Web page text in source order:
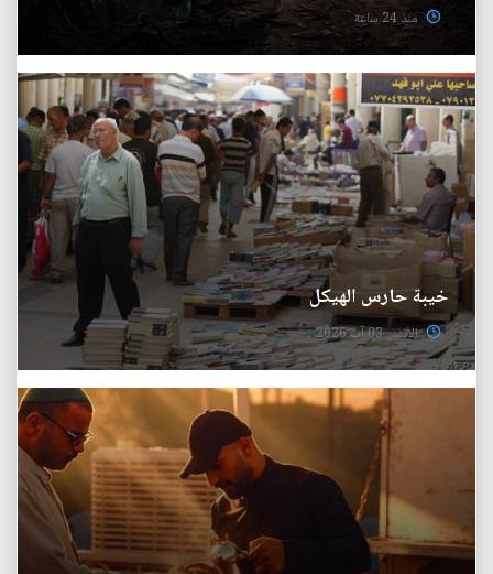
منذ 24 ساعة
خيبة حارس الهيكل
الأثنين 03 آب 2026